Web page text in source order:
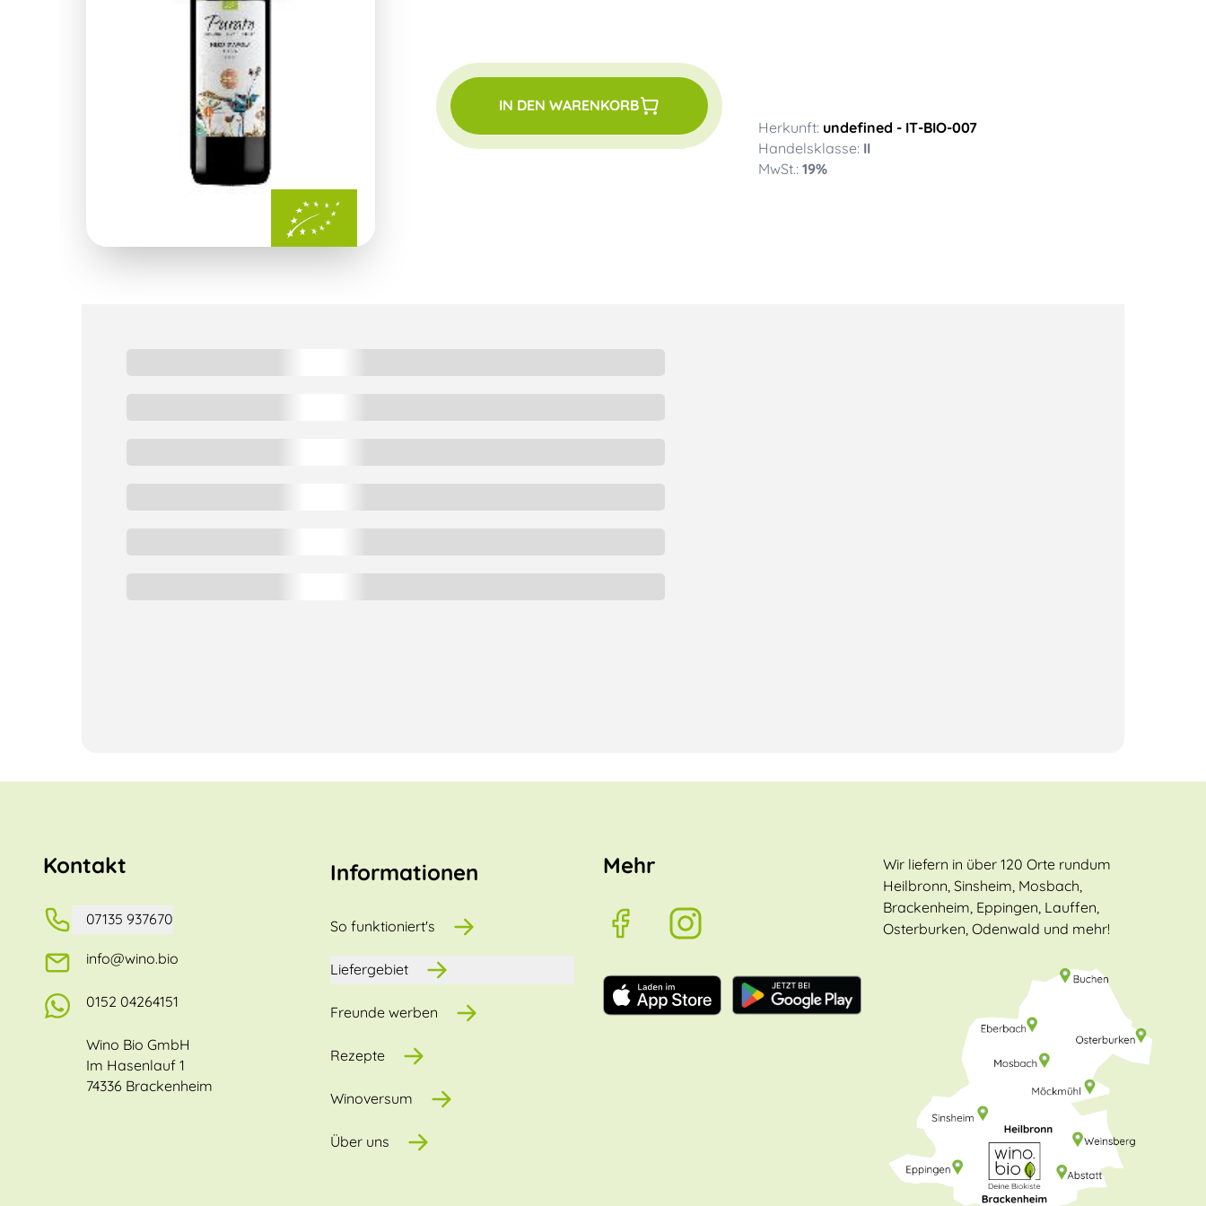
Herkunft: undefined - IT-BIO-007
Handelsklasse: II
MwSt.:19%
IN DEN WARENKORB
Kontakt
07135 937670
info@wino.bio
0152 04264151
Wino Bio GmbH
Im Hasenlauf 1
74336 Brackenheim
Informationen
So funktioniert's
Liefergebiet
Freunde werben
Rezepte
Winoversum
Über uns
Mehr
Wir liefern in über 120 Orte rundum
Heilbronn, Sinsheim, Mosbach,
Brackenheim, Eppingen, Lauffen,
Osterburken, Odenwald und mehr!